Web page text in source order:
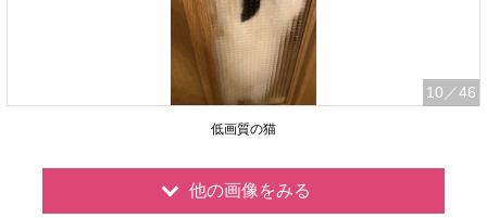
10 ／46
低画質の猫
他の画像をみる